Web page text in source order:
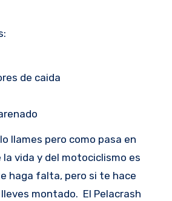
de caida
llames pero como pasa en
vida y del motociclismo es
haga falta, pero si te hace
montado. El Pelacrash